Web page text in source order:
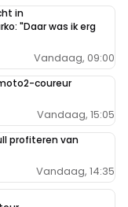
in
"Daar was ik erg
Vandaag, 09:00
coureur
Vandaag, 15:05
profiteren van
Vandaag, 14:35